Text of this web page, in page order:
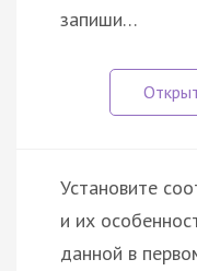
запиши…
Установите
и их
данной в